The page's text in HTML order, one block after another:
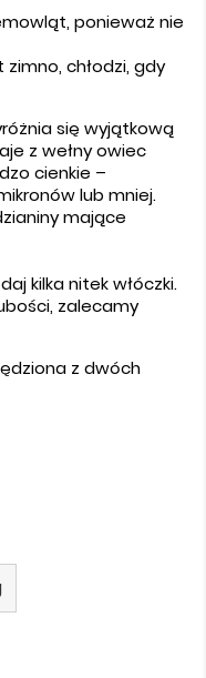
ponieważ nie
chłodzi, gdy
się wyjątkową
z wełny owiec
cienkie –
lub mniej.
mające
kilka nitek włóczki.
zalecamy
z dwóch